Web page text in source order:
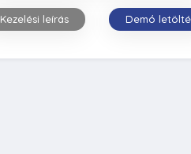
Kezelési leírás Demó